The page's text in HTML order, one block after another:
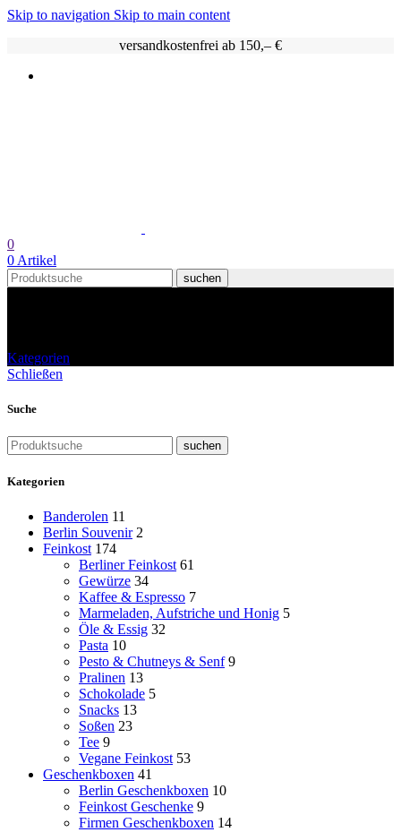
Skip to navigation Skip to main content
versandkostenfrei ab 150,– €
0
0 Artikel
suchen
Kategorien
Schließen
Suche
suchen
Kategorien
Banderolen 11
Berlin Souvenir 2
Feinkost 174
Berliner Feinkost 61
Gewürze 34
Kaffee & Espresso 7
Marmeladen, Aufstriche und Honig 5
Öle & Essig 32
Pasta 10
Pesto & Chutneys & Senf 9
Pralinen 13
Schokolade 5
Snacks 13
Soßen 23
Tee 9
Vegane Feinkost 53
Geschenkboxen 41
Berlin Geschenkboxen 10
Feinkost Geschenke 9
Firmen Geschenkboxen 14